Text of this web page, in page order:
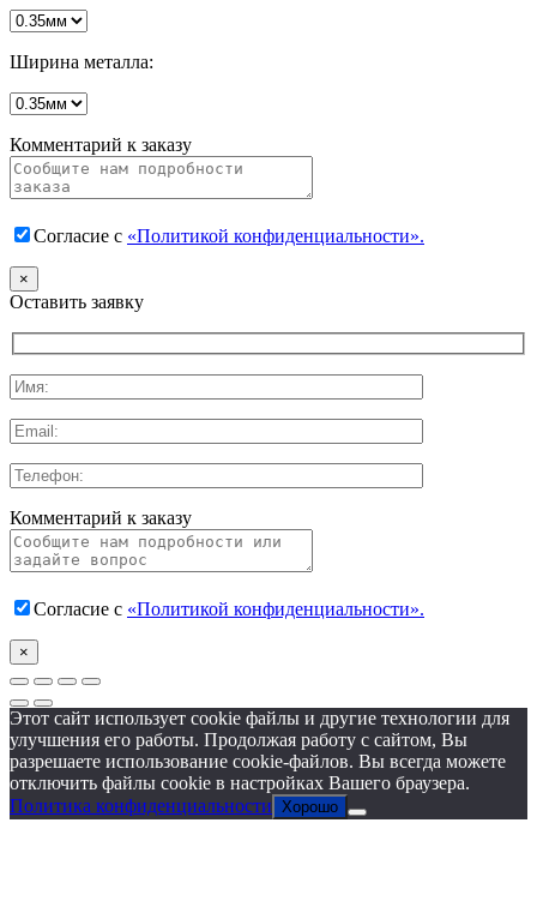
Ширина металла:
Комментарий к заказу
Согласие с «Политикой конфиденциальности».
×
Оставить заявку
Комментарий к заказу
Согласие с «Политикой конфиденциальности».
×
Этот сайт использует cookie файлы и другие технологии для
улучшения его работы. Продолжая работу с сайтом, Вы
разрешаете использование cookie-файлов. Вы всегда можете
отключить файлы cookie в настройках Вашего браузера.
Политика конфиденциальности Хорошо